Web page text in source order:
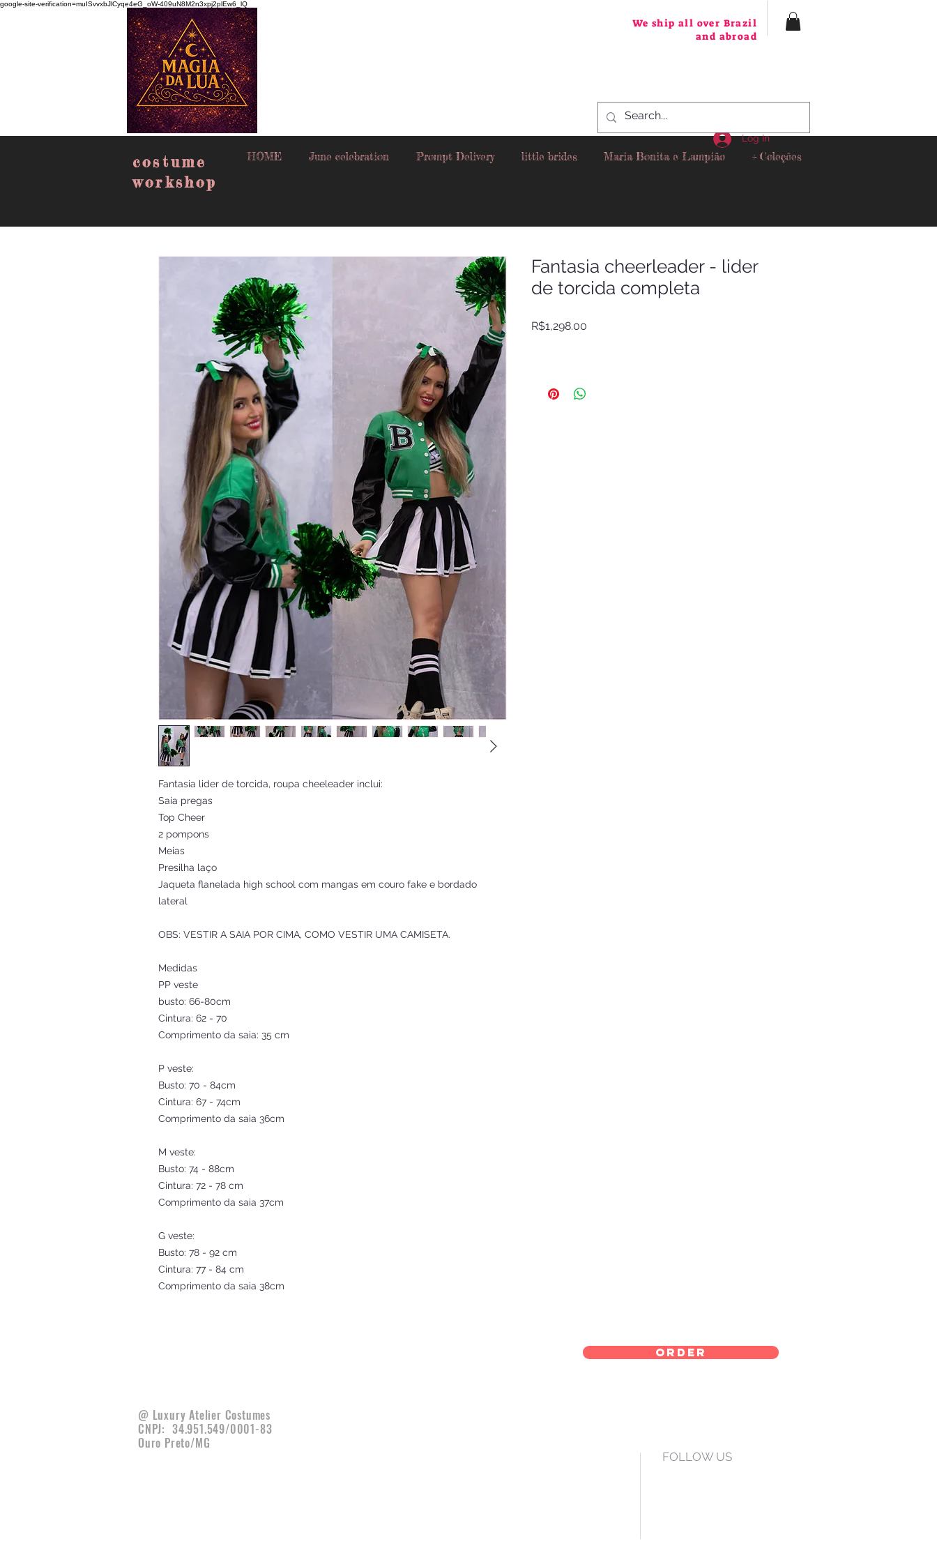
google-site-verification=muISvvxbJlCyqe4eG_oW-409uN8M2n3xpj2plEw6_lQ
We ship all over Brazil
and abroad
costume
workshop
HOME June celebration Prompt Delivery little brides Maria Bonita e Lampião + Coleções
Log In
Fantasia lider de torcida, roupa cheeleader inclui:
Saia pregas
Top Cheer
2 pompons
Meias
Presilha laço
Jaqueta flanelada high school com mangas em couro fake e bordado
lateral
OBS: VESTIR A SAIA POR CIMA, COMO VESTIR UMA CAMISETA.
Medidas
PP veste
busto: 66-80cm
Cintura: 62 - 70
Comprimento da saia: 35 cm
P veste:
Busto: 70 - 84cm
Cintura: 67 - 74cm
Comprimento da saia 36cm
M veste:
Busto: 74 - 88cm
Cintura: 72 - 78 cm
Comprimento da saia 37cm
G veste:
Busto: 78 - 92 cm
Cintura: 77 - 84 cm
Comprimento da saia 38cm
Fantasia cheerleader - lider
de torcida completa
R$1,298.00
order
@ Luxury Atelier Costumes
CNPJ: 34.951.549/0001-83
Ouro Preto/MG
FOLLOW US